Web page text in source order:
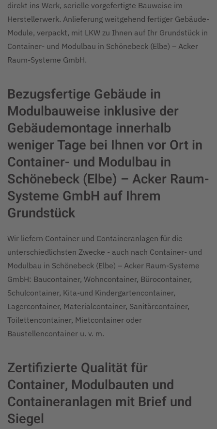
direkt ins Werk, serielle vorgefertigte Bauweise im
Herstellerwerk. Anlieferung weitgehend fertiger Gebäude-
Module, verpackt, mit LKW zu Ihnen auf Ihr Grundstück in
Container- und Modulbau in Schönebeck (Elbe) – Acker
Raum-Systeme GmbH.
Bezugsfertige Gebäude in
Modulbauweise inklusive der
Gebäudemontage innerhalb
weniger Tage bei Ihnen vor Ort in
Container- und Modulbau in
Schönebeck (Elbe) – Acker Raum-
Systeme GmbH auf Ihrem
Grundstück
Wir liefern Container und Containeranlagen für die
unterschiedlichsten Zwecke - auch nach Container- und
Modulbau in Schönebeck (Elbe) – Acker Raum-Systeme
GmbH: Baucontainer, Wohncontainer, Bürocontainer,
Schulcontainer, Kita-und Kindergartencontainer,
Lagercontainer, Materialcontainer, Sanitärcontainer,
Toilettencontainer, Mietcontainer oder
Baustellencontainer u. v. m.
Zertifizierte Qualität für
Container, Modulbauten und
Containeranlagen mit Brief und
Siegel